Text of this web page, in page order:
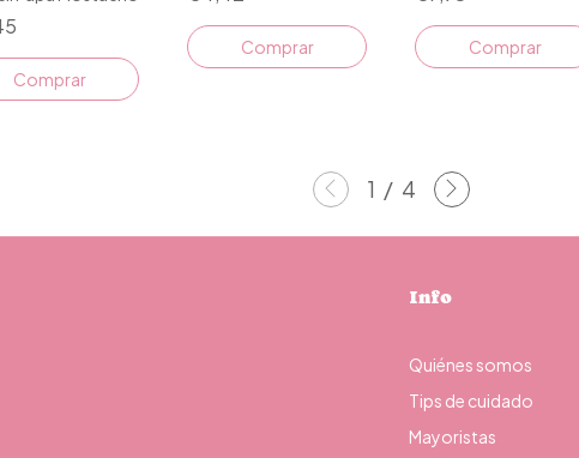
1 / 4
Info
Quiénes somos
Tips de cuidado
Mayoristas